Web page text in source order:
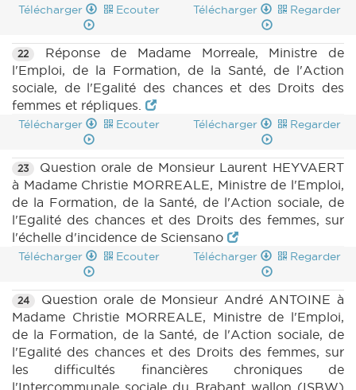
Télécharger Ecouter Télécharger Regarder
22
Réponse de Madame Morreale, Ministre de
l'Emploi, de la Formation, de la Santé, de l'Action
sociale, de l'Egalité des chances et des Droits des
femmes et répliques.
Télécharger Ecouter Télécharger Regarder
23
Question orale de Monsieur Laurent HEYVAERT
à Madame Christie MORREALE, Ministre de l'Emploi,
de la Formation, de la Santé, de l'Action sociale, de
l'Egalité des chances et des Droits des femmes, sur
l'échelle d'incidence de Sciensano
Télécharger Ecouter Télécharger Regarder
24
Question orale de Monsieur André ANTOINE à
Madame Christie MORREALE, Ministre de l'Emploi,
de la Formation, de la Santé, de l'Action sociale, de
l'Egalité des chances et des Droits des femmes, sur
les difficultés financières chroniques de